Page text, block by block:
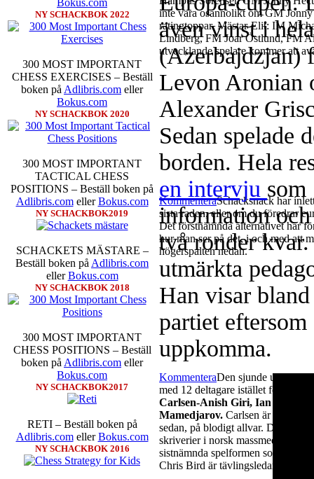
Bokus.com
NY SCHACKBOK 2022
300 MOST IMPORTANT
CHESS EXERCISES – Beställ
boken på Adlibris.com eller
Bokus.com
NY SCHACKBOK 2020
300 MOST IMPORTANT
TACTICAL CHESS
POSITIONS – Beställ boken på
Adlibris.comellerBokus.com
NY SCHACKBOK2019
SCHACKETS MÄSTARE –
Beställ boken på Adlibris.com
ellerBokus.com
NY SCHACKBOK 2018
300 MOST IMPORTANT
CHESS POSITIONS – Beställ
boken på Adlibris.com eller
Bokus.com
NY SCHACKBOK2017
RETI – Beställ boken på
Adlibris.comellerBokus.com
NY SCHACKBOK 2016
inte vara osannolikt om GM
ratingtoppar. Mästar-Elit: IM
Lindberg, FM Joar Östlund, FM
utvecklande spelare kommer att
KommenteraSchacksnack har
sista raden, eller om du föredrar
Det förstnämnda alternativet har
hur man ser på det, i och med att
högerspalten nedan.
KommenteraDen sjunde
med 12 deltagare istället för 10. I
Carlsen-Anish Giri, Ian
Mamedjarov. Carlsen är givetvis
sedan, på blodigt allvar. Det lär
skriverier i norsk massmedia som
sistnämnda spelformen som är
Chris Bird är tävlingsledare
även vinst i
(Azerbajdzjan)
Levon Aronian
Alexander
Sedan spelade
borden. Hela
en intervju
information
två ronder
utmärkta
Han visar
partiet
uppkomma.